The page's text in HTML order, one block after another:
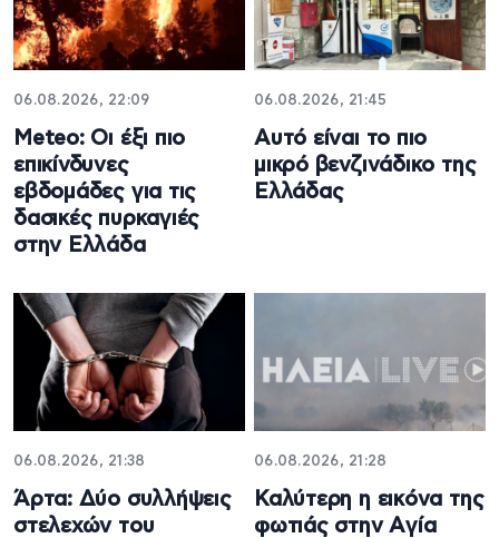
06.08.2026, 22:09
Meteo: Οι έξι πιο
επικίνδυνες
εβδομάδες για τις
δασικές πυρκαγιές
στην Ελλάδα
06.08.2026, 21:45
Αυτό είναι το πιο
μικρό βενζινάδικο της
Ελλάδας
06.08.2026, 21:38
Άρτα: Δύο συλλήψεις
στελεχών του
06.08.2026, 21:28
Καλύτερη η εικόνα της
φωτιάς στην Aγία